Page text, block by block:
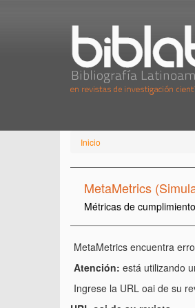
Inicio
MetaMetrics
Métricas de
MetaMetrics encuentra
Atención: está utilizando
Ingrese la URL oai de su